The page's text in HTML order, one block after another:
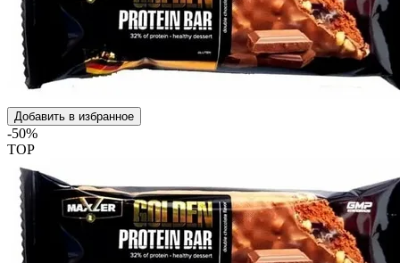
Добавить в избранное
-50%
TOP